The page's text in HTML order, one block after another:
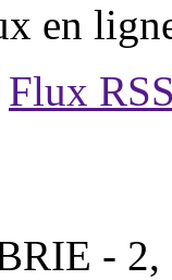
en
Flux
-